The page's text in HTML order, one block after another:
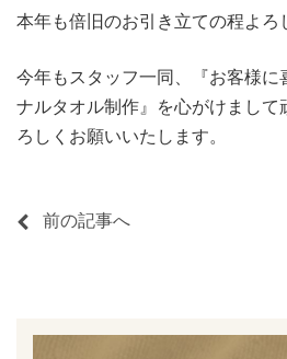
本年も倍旧のお引き立ての程よろ
今年もスタッフ一同、『お客様に
ナルタオル制作』を心がけまして
ろしくお願いいたします。
前の記事へ